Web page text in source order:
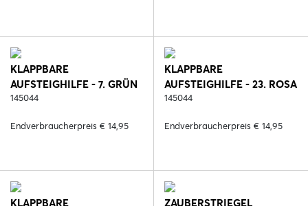
KLAPPBARE
AUFSTEIGHILFE - 7. GRÜN
145044
Endverbraucherpreis € 14,95
KLAPPBARE
AUFSTEIGHILFE - 23. ROSA
145044
Endverbraucherpreis € 14,95
KLAPPBARE
ZAUBERSTRIEGEL